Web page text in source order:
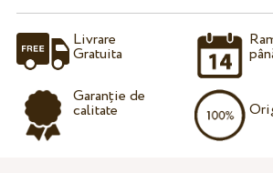
Livrare
Gratuita
Garanție de
calitate